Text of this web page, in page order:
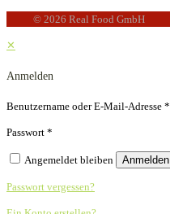
© 2026 Real Food GmbH
✕
Anmelden
Benutzername oder E-Mail-Adresse *
Passwort *
Angemeldet bleiben Anmelden
Passwort vergessen?